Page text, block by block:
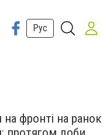
Рус
на фронті на ранок